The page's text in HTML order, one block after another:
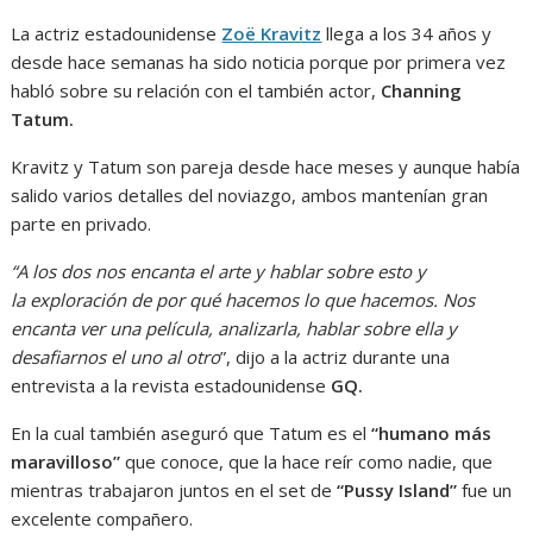
La actriz estadounidense Zoë Kravitz llega a los 34 años y
desde hace semanas ha sido noticia porque por primera vez
habló sobre su relación con el también actor, Channing
Tatum.
Kravitz y Tatum son pareja desde hace meses y aunque había
salido varios detalles del noviazgo, ambos mantenían gran
parte en privado.
“A los dos nos encanta el arte y hablar sobre esto y
la exploración de por qué hacemos lo que hacemos. Nos
encanta ver una película, analizarla, hablar sobre ella y
desafiarnos el uno al otro”, dijo a la actriz durante una
entrevista a la revista estadounidense GQ.
En la cual también aseguró que Tatum es el “humano más
maravilloso” que conoce, que la hace reír como nadie, que
mientras trabajaron juntos en el set de“Pussy Island”fue un
excelente compañero.